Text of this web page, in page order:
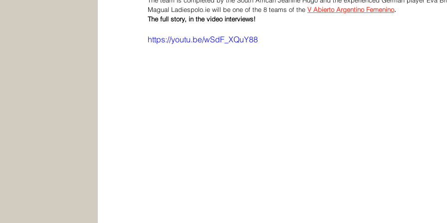
Magual Ladiespolo.ie will be one of the 8 teams of the V Abierto Argentino Femenino.
The full story, in the video interviews!
https://youtu.be/wSdF_XQuY88